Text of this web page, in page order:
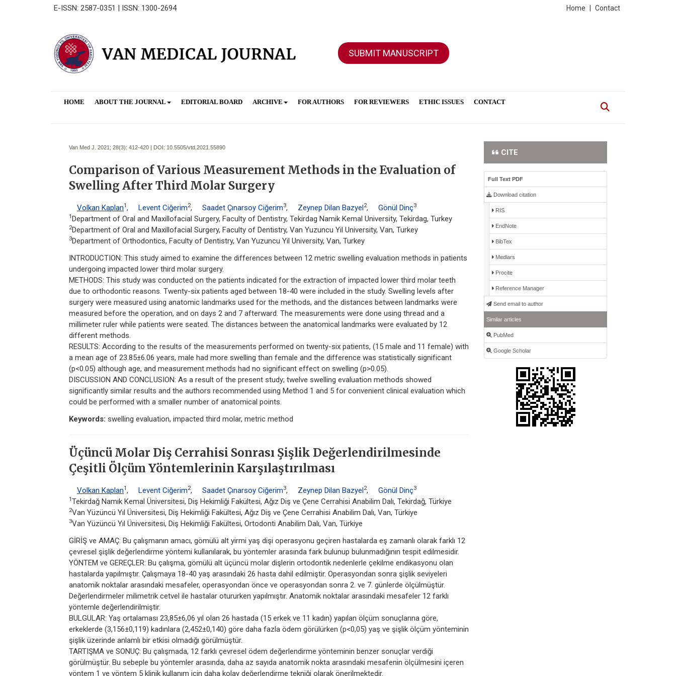
E-ISSN: 2587-0351 | ISSN: 1300-2694 Contact
Home
SUBMIT MANUSCRIPT
HOME ABOUT THE JOURNAL EDITORIAL BOARD ARCHIVE FOR AUTHORS FOR REVIEWERS ETHIC ISSUES CONTACT
Van Med J. 2021; 28(3): 412-420 | DOI: 10.5505/vtd.2021.55890
Comparison of Various Measurement Methods in the Evaluation of
Swelling After Third Molar Surgery
Volkan Kaplan1 , Levent Ciğerim2, Saadet Çınarsoy Ciğerim3, Zeynep Dilan Bazyel2, Gönül Dinç3
1 Department of Oral and Maxillofacial Surgery, Faculty of Dentistry, Tekirdag Namik Kemal University, Tekirdag, Turkey
2Department of Oral and Maxillofacial Surgery, Faculty of Dentistry, Van Yuzuncu Yil University, Van, Turkey
3Department of Orthodontics, Faculty of Dentistry, Van Yuzuncu Yil University, Van, Turkey
INTRODUCTION: This study aimed to examine the differences between 12 metric swelling evaluation methods in patients
undergoing impacted lower third molar surgery.
METHODS: This study was conducted on the patients indicated for the extraction of impacted lower third molar teeth
due to orthodontic reasons. Twenty-six patients aged between 18-40 were included in the study. Swelling levels after
surgery were measured using anatomic landmarks used for the methods, and the distances between landmarks were
measured before the operation, and on days 2 and 7 afterward. The measurements were done using thread and a
millimeter ruler while patients were seated. The distances between the anatomical landmarks were evaluated by 12
different methods.
RESULTS: According to the results of the measurements performed on twenty-six patients, (15 male and 11 female) with
a mean age of 23.85±6.06 years, male had more swelling than female and the difference was statistically significant
(p<0.05) although age, and measurement methods had no significant effect on swelling (p>0.05).
DISCUSSION AND CONCLUSION: As a result of the present study; twelve swelling evaluation methods showed
significantly similar results and the authors recommended using Method 1 and 5 for convenient clinical evaluation which
could be performed with a smaller number of anatomical points.
Keywords: swelling evaluation, impacted third molar, metric method
Üçüncü Molar Diş Cerrahisi Sonrası Şişlik Değerlendirilmesinde
Çeşitli Ölçüm Yöntemlerinin Karşılaştırılması
Volkan Kaplan1 , Levent Ciğerim2, Saadet Çınarsoy Ciğerim3, Zeynep Dilan Bazyel2, Gönül Dinç3
1 Tekirdağ Namık Kemal Üniversitesi, Diş Hekimliği Fakültesi, Ağız Diş ve Çene Cerrahisi Anabilim Dalı, Tekirdağ, Türkiye
2Van Yüzüncü Yıl Üniversitesi, Diş Hekimliği Fakültesi, Ağız Diş ve Çene Cerrahisi Anabilim Dalı, Van, Türkiye
3Van Yüzüncü Yıl Üniversitesi, Diş Hekimliği Fakültesi, Ortodonti Anabilim Dalı, Van, Türkiye
GİRİŞ ve AMAÇ: Bu çalışmanın amacı, gömülü alt yirmi yaş dişi operasyonu geçiren hastalarda eş zamanlı olarak farklı 12
çevresel şişlik değerlendirme yöntemi kullanılarak, bu yöntemler arasında fark bulunup bulunmadığının tespit edilmesidir.
YÖNTEM ve GEREÇLER: Bu çalışma, gömülü alt üçüncü molar dişlerin ortodontik nedenlerle çekilme endikasyonu olan
hastalarda yapılmıştır. Çalışmaya 18-40 yaş arasındaki 26 hasta dahil edilmiştir. Operasyondan sonra şişlik seviyeleri
anatomik noktalar arasındaki mesafeler, operasyondan önce ve operasyondan sonra 2. ve 7. günlerde ölçülmüştür.
Değerlendirmeler milimetrik cetvel ile hastalar otururken yapılmıştır. Anatomik noktalar arasındaki mesafeler 12 farklı
yöntemle değerlendirilmiştir.
BULGULAR: Yaş ortalaması 23,85±6,06 yıl olan 26 hastada (15 erkek ve 11 kadın) yapılan ölçüm sonuçlarına göre,
erkeklerde (3,156±0,119) kadınlara (2,452±0,140) göre daha fazla ödem görülürken (p<0,05) yaş ve şişlik ölçüm yönteminin
şişlik üzerinde anlamlı bir etkisi olmadığı görülmüştür.
TARTIŞMA ve SONUÇ: Bu çalışmada, 12 farklı çevresel ödem değerlendirme yönteminin benzer sonuçlar verdiği
görülmüştür. Bu sebeple bu yöntemler arasında, daha az sayıda anatomik nokta arasındaki mesafenin ölçülmesini içeren
yöntem 1 ve yöntem 5 klinik kullanım için daha kolay değerlendirme tekniği olarak önerilmektedir.
CITE
Full Text PDF
Download citation
RIS
EndNote
BibTex
Medlars
Procite
Reference Manager
Send email to author
Similar articles
PubMed
Google Scholar